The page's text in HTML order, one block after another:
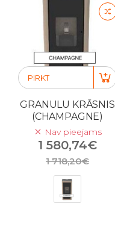
PIRKT
GRANULU KRĀSNIS
(CHAMPAGNE)
Nav pieejams
1 580,74€
1 718,20€